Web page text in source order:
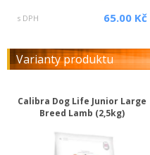
s DPH 65.00 Kč
Varianty produktu
Calibra Dog Life Junior Large
Breed Lamb (2,5kg)